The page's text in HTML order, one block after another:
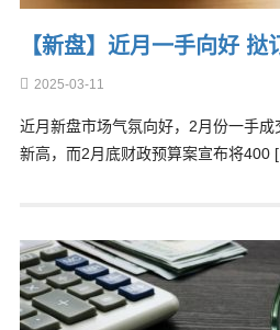
【新盘】近月一手向好 挞
2025-03-11
近月新盘市场气氛向好，2月份一手
新高，而2月底财政预算案宣布将400